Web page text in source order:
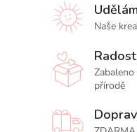
Naše
přírodě